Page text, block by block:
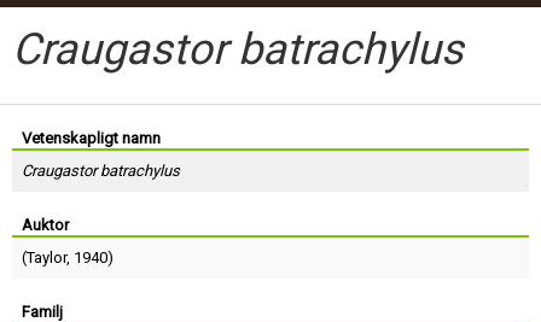
Craugastor batrachylus
Vetenskapligt namn
Craugastor batrachylus
Auktor
(Taylor, 1940)
Familj
Användarnamn:
Lösenord:
Terms of Service